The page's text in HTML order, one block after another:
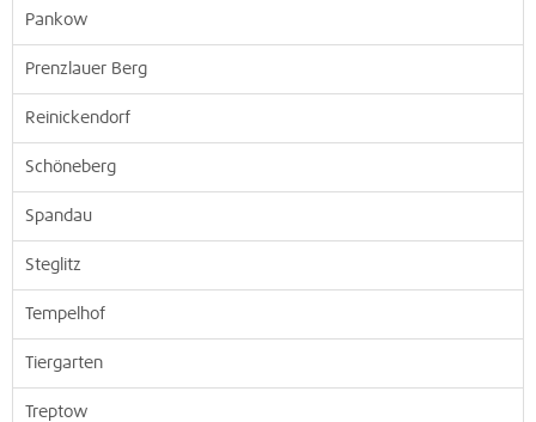
Pankow
Prenzlauer Berg
Reinickendorf
Schöneberg
Spandau
Steglitz
Tempelhof
Tiergarten
Treptow